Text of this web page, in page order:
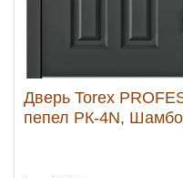
Дверь Torex
пепел РК-4N,